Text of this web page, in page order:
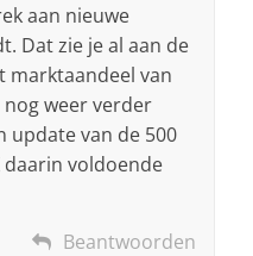
aan nieuwe
Dat zie je al aan de
marktaandeel van
nog weer verder
update van de 500
daarin voldoende
Beantwoorden